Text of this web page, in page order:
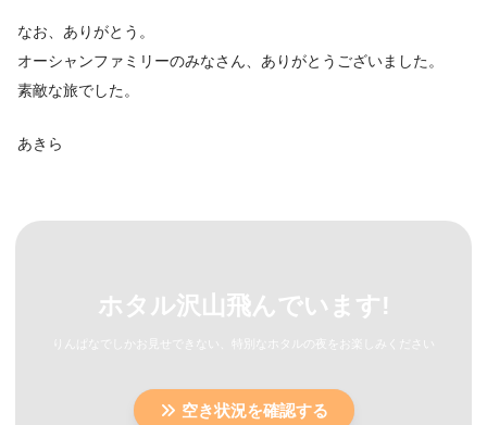
なお、ありがとう。
オーシャンファミリーのみなさん、ありがとうございました。
素敵な旅でした。
あきら
ホタル沢山飛んでいます!
りんぱなでしかお見せできない、特別なホタルの夜をお楽しみください
空き状況を確認する